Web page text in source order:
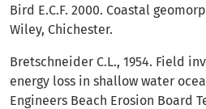
Bird E.C.F. 2000. Coastal
Wiley, Chichester.
Bretschneider C.L., 1954. Field
energy loss in shallow water
Engineers Beach Erosion Board